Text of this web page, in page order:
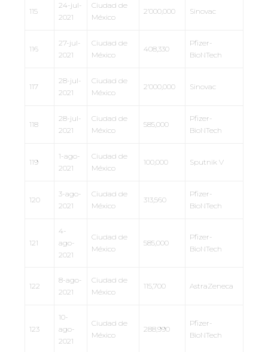
115
24-jul-
2021
Ciudad de
México
2’000,000 Sinovac
116
27-jul-
2021
Ciudad de
México
408,330
Pfizer-
BioNTech
117
28-jul-
2021
Ciudad de
México
2’000,000 Sinovac
118
28-jul-
2021
Ciudad de
México
585,000
Pfizer-
BioNTech
119
1-ago-
2021
Ciudad de
México
100,000 Sputnik V
120
3-ago-
2021
Ciudad de
México
313,560
Pfizer-
BioNTech
121
4-
ago-
2021
Ciudad de
México
585,000
Pfizer-
BioNTech
122
8-ago-
2021
Ciudad de
México
115,700 AstraZeneca
123
10-
ago-
2021
Ciudad de
México
288,990
Pfizer-
BioNTech